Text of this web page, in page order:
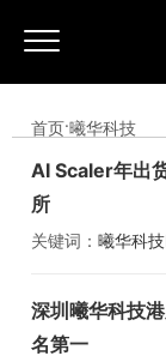
首页·曦华科技
AI Scaler年出
所
关键词： 曦华科技
深圳曦华科技
名第一